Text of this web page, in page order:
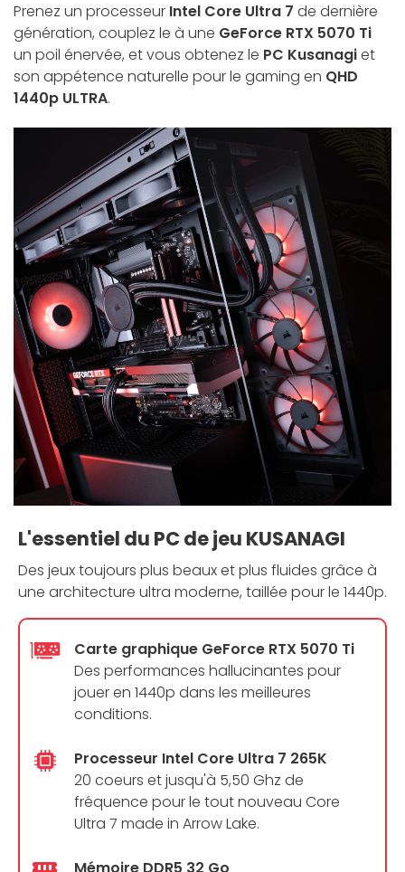
Prenez un processeur Intel Core Ultra 7 de dernière
génération, couplez le à une GeForce RTX 5070 Ti
un poil énervée, et vous obtenez le PC Kusanagiet
son appétence naturelle pour le gaming en QHD
1440p ULTRA.
L'essentiel du PC de jeu KUSANAGI
Des jeux toujours plus beaux et plus fluides grâce à
une architecture ultra moderne, taillée pour le 1440p.
Carte graphique GeForce RTX 5070 Ti
Des performances hallucinantes pour
jouer en 1440p dans les meilleures
conditions.
Processeur Intel Core Ultra 7 265K
20 coeurs et jusqu'à 5,50 Ghz de
fréquence pour le tout nouveau Core
Ultra 7 made in Arrow Lake.